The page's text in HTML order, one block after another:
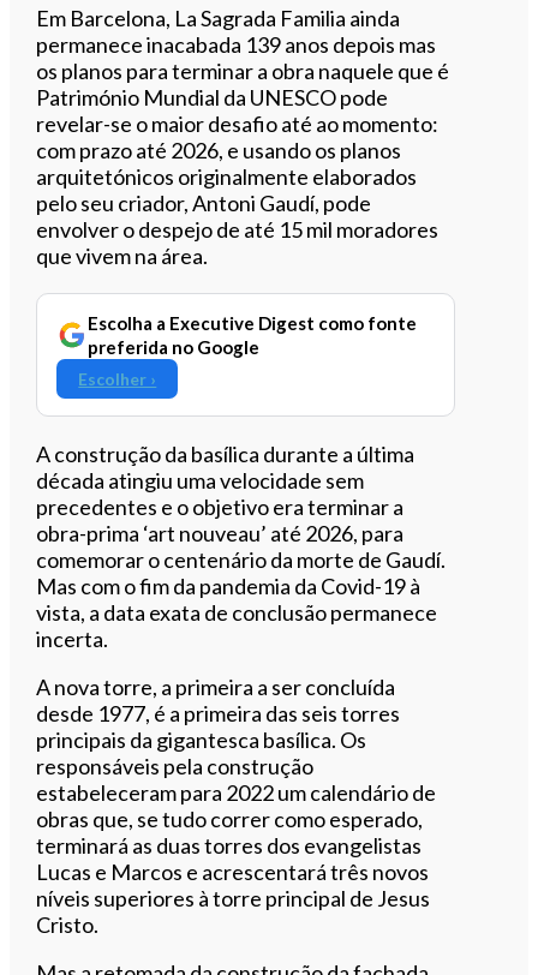
Ouvir este artigo
Em Barcelona, La Sagrada Familia ainda
permanece inacabada 139 anos depois mas
os planos para terminar a obra naquele que é
Património Mundial da UNESCO pode
revelar-se o maior desafio até ao momento:
com prazo até 2026, e usando os planos
arquitetónicos originalmente elaborados
pelo seu criador, Antoni Gaudí, pode
envolver o despejo de até 15 mil moradores
que vivem na área.
Escolha a Executive Digest como fonte
preferida no Google
Escolher ›
A construção da basílica durante a última
década atingiu uma velocidade sem
precedentes e o objetivo era terminar a
obra-prima ‘art nouveau’ até 2026, para
comemorar o centenário da morte de Gaudí.
Mas com o fim da pandemia da Covid-19 à
vista, a data exata de conclusão permanece
incerta.
A nova torre, a primeira a ser concluída
desde 1977, é a primeira das seis torres
principais da gigantesca basílica. Os
responsáveis pela construção
estabeleceram para 2022 um calendário de
obras que, se tudo correr como esperado,
terminará as duas torres dos evangelistas
Lucas e Marcos e acrescentará três novos
níveis superiores à torre principal de Jesus
Cristo.